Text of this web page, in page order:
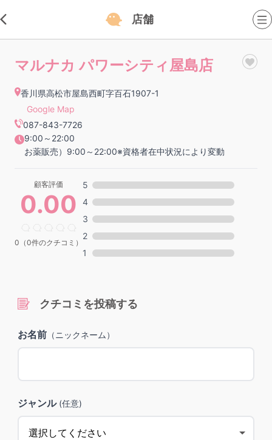
店舗
マルナカ パワーシティ屋島店
香川県高松市屋島西町字百石1907-1
Google Map
087-843-7726
9:00～22:00
お薬販売）9:00～22:00※資格者在中状況により変動
顧客評価
0.00
0（0件のクチコミ）
5
4
3
2
1
クチコミを投稿する
お名前（ニックネーム）
ジャンル (任意)